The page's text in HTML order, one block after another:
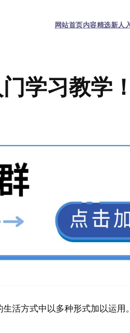
网站首页内容精选新人
学习教学！
活方式中以多种形式加以运用